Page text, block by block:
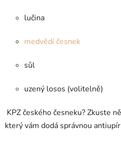
lučina
medvědí česnek
sůl
uzený losos (volitelně)
KPZ českého česneku? Zkuste
který vám dodá správnou